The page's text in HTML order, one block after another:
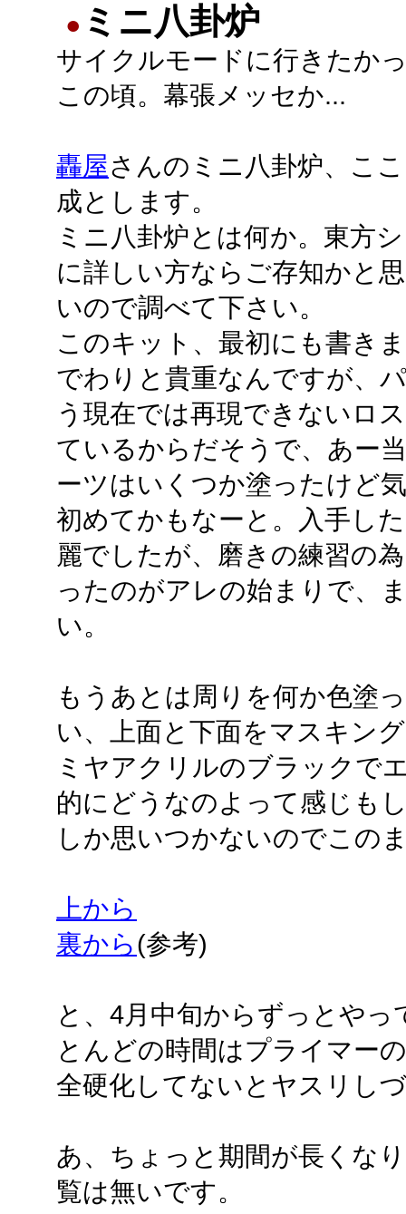
● ミニ八卦炉
サイクルモードに行きたか
この頃。幕張メッセか...
轟屋さんのミニ八卦炉、こ
成とします。
ミニ八卦炉とは何か。東方
に詳しい方ならご存知かと
いので調べて下さい。
このキット、最初にも書き
でわりと貴重なんですが、
う現在では再現できないロ
ているからだそうで、あー
ーツはいくつか塗ったけど
初めてかもなーと。入手し
麗でしたが、磨きの練習の
ったのがアレの始まりで、
い。
もうあとは周りを何か色塗
い、上面と下面をマスキン
ミヤアクリルのブラックで
的にどうなのよって感じも
しか思いつかないのでこの
上から
裏から(参考)
と、4月中旬からずっとや
とんどの時間はプライマー
全硬化してないとヤスリし
あ、ちょっと期間が長くな
覧は無いです。